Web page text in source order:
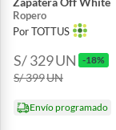
Ropero
Por TOTTUS
S/ 329UN -18%
S/ 399UN
Envío programado